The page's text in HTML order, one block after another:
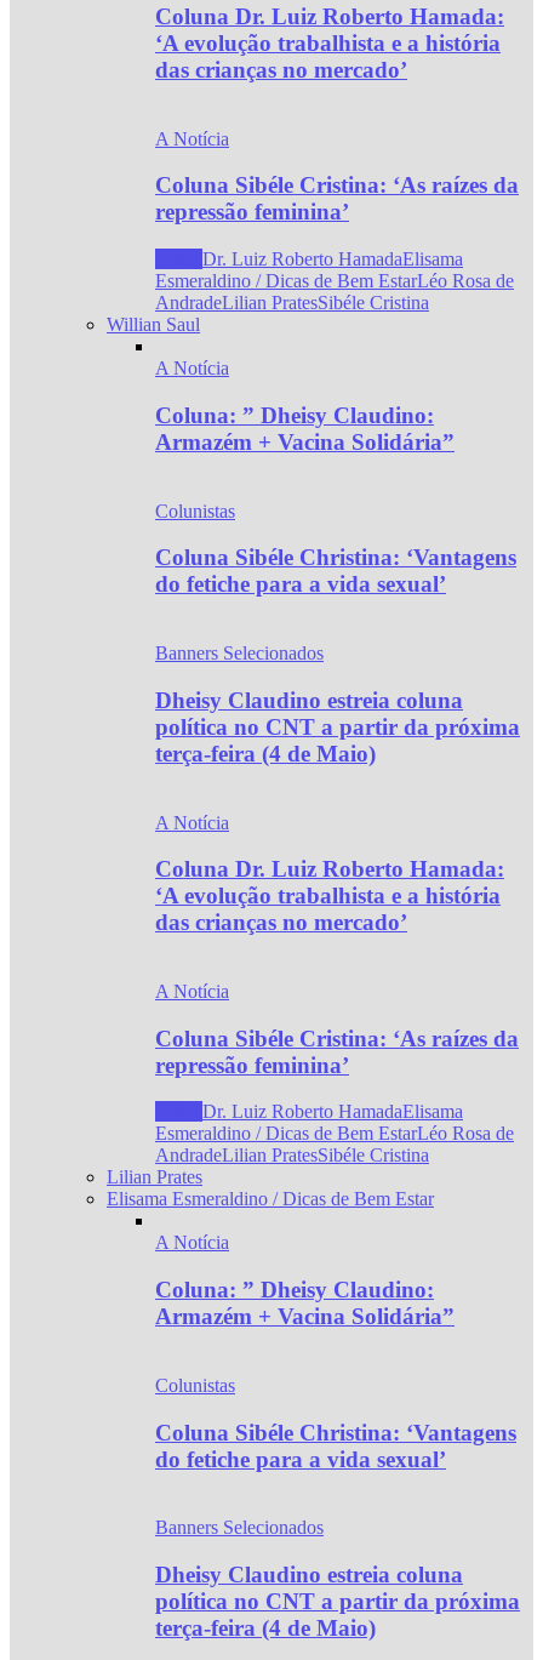
Coluna Dr. Luiz Roberto Hamada:
‘A evolução trabalhista e a história
das crianças no mercado’
A Notícia
Coluna Sibéle Cristina: ‘As raízes da
repressão feminina’
Dr. Luiz Roberto HamadaElisama
Esmeraldino / Dicas de Bem EstarLéo Rosa de
AndradeLilian PratesSibéle Cristina
Willian Saul
A Notícia
Coluna: ” Dheisy Claudino:
Armazém + Vacina Solidária”
Colunistas
Coluna Sibéle Christina: ‘Vantagens
do fetiche para a vida sexual’
Banners Selecionados
Dheisy Claudino estreia coluna
política no CNT a partir da próxima
terça-feira (4 de Maio)
A Notícia
Coluna Dr. Luiz Roberto Hamada:
‘A evolução trabalhista e a história
das crianças no mercado’
A Notícia
Coluna Sibéle Cristina: ‘As raízes da
repressão feminina’
Dr. Luiz Roberto HamadaElisama
Esmeraldino / Dicas de Bem EstarLéo Rosa de
AndradeLilian PratesSibéle Cristina
Lilian Prates
Elisama Esmeraldino / Dicas de Bem Estar
A Notícia
Coluna: ” Dheisy Claudino:
Armazém + Vacina Solidária”
Colunistas
Coluna Sibéle Christina: ‘Vantagens
do fetiche para a vida sexual’
Banners Selecionados
Dheisy Claudino estreia coluna
política no CNT a partir da próxima
terça-feira (4 de Maio)